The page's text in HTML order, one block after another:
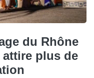
du Rhône
plus de